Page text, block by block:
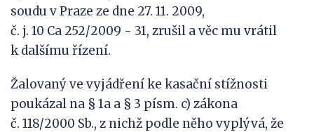
soudu v Praze ze dne 27. 11. 2009,
č. j. 10 Ca 252/2009 - 31, zrušil a věc mu vrátil
k dalšímu řízení.
Žalovaný ve vyjádření ke kasační stížnosti
poukázal na § 1a a § 3 písm. c) zákona
č. 118/2000 Sb., z nichž podle něho vyplývá, že